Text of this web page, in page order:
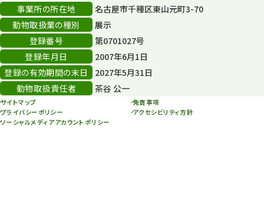
その他イベント
スカイタワー
年末年始のイベント
秋まつり
事業所の所在地
名古屋市千種区東山元町3-70
動物取扱業の種別
展示
登録番号
第0701027号
登録年月日
2007年6月1日
登録の有効期間の末日
2027年5月31日
動物取扱責任者
茶谷 公一
サイトマップ
免責事項
プライバシーポリシー
アクセシビリティ方針
ソーシャルメディアアカウントポリシー